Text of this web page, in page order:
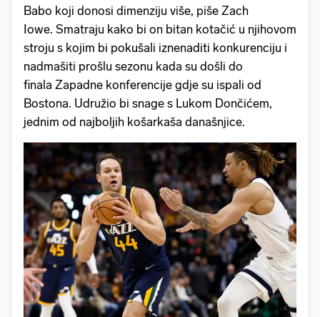
Babo koji donosi dimenziju više, piše Zach
Iowe. Smatraju kako bi on bitan kotačić u njihovom
stroju s kojim bi pokušali iznenaditi konkurenciju i
nadmašiti prošlu sezonu kada su došli do
finala Zapadne konferencije gdje su ispali od
Bostona. Udružio bi snage s Lukom Dončićem,
jednim od najboljih košarkaša današnjice.